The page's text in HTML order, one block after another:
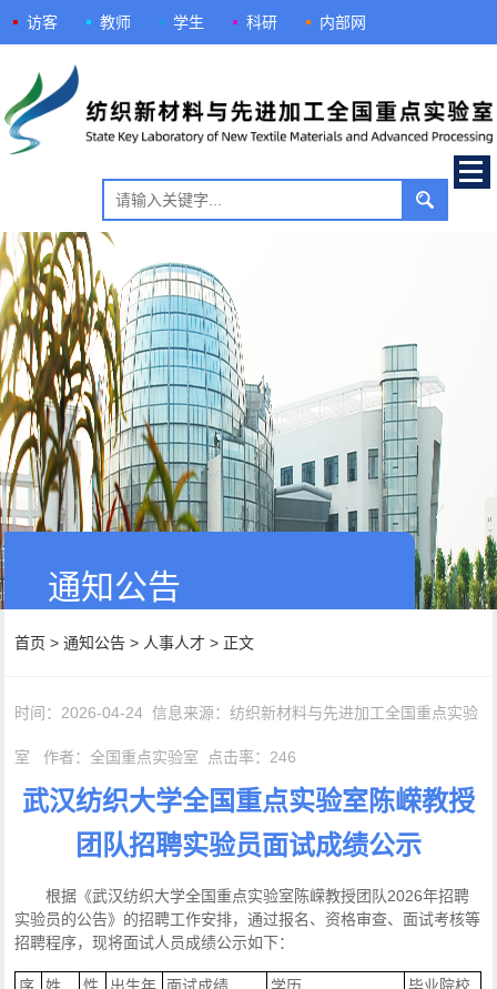
访客 教师 学生 科研 内部网
通知公告
首页 >通知公告 > 人事人才 > 正文
时间：2026-04-24 信息来源：纺织新材料与先进加工全国重点实验
室 作者：全国重点实验室 点击率： 246
武汉纺织大学全国重点实验室陈嵘教授
团队招聘实验员面试成绩公示
根据《武汉纺织大学全国重点实验室陈嵘教授团队2026年招聘
实验员的公告》的招聘工作安排，通过报名、资格审查、面试考核等
招聘程序，现将面试人员成绩公示如下：